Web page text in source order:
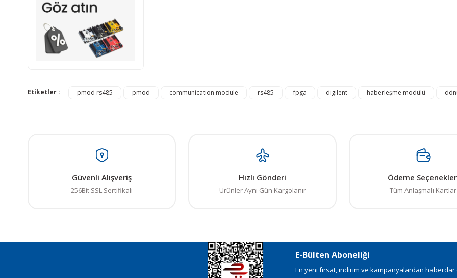
Etiketler : pmod rs485 pmod communication module rs485 fpga digilent haberleşme modülü
Güvenli Alışveriş
256Bit SSL Sertifikalı
Hızlı Gönderi
Ürünler Aynı Gün Kargolanır
Ödeme
Tüm Anlaşmalı Kartlar
E-Bülten Aboneliği
En yeni fırsat, indirim ve kampanyalardan haberdar